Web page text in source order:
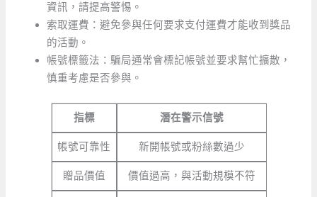
資訊，請提高警惕。
索取運費：避免參與任何要求支付運費才能收到獎品
的活動。
帳號標籤法：騙局通常會標記帳號並要求幫忙擴散，
慎重考慮是否參與。
指標 潛在警示信號
帳號可靠性 新開帳號或粉絲數過少
贈品價值 價值過高，與活動規模不符